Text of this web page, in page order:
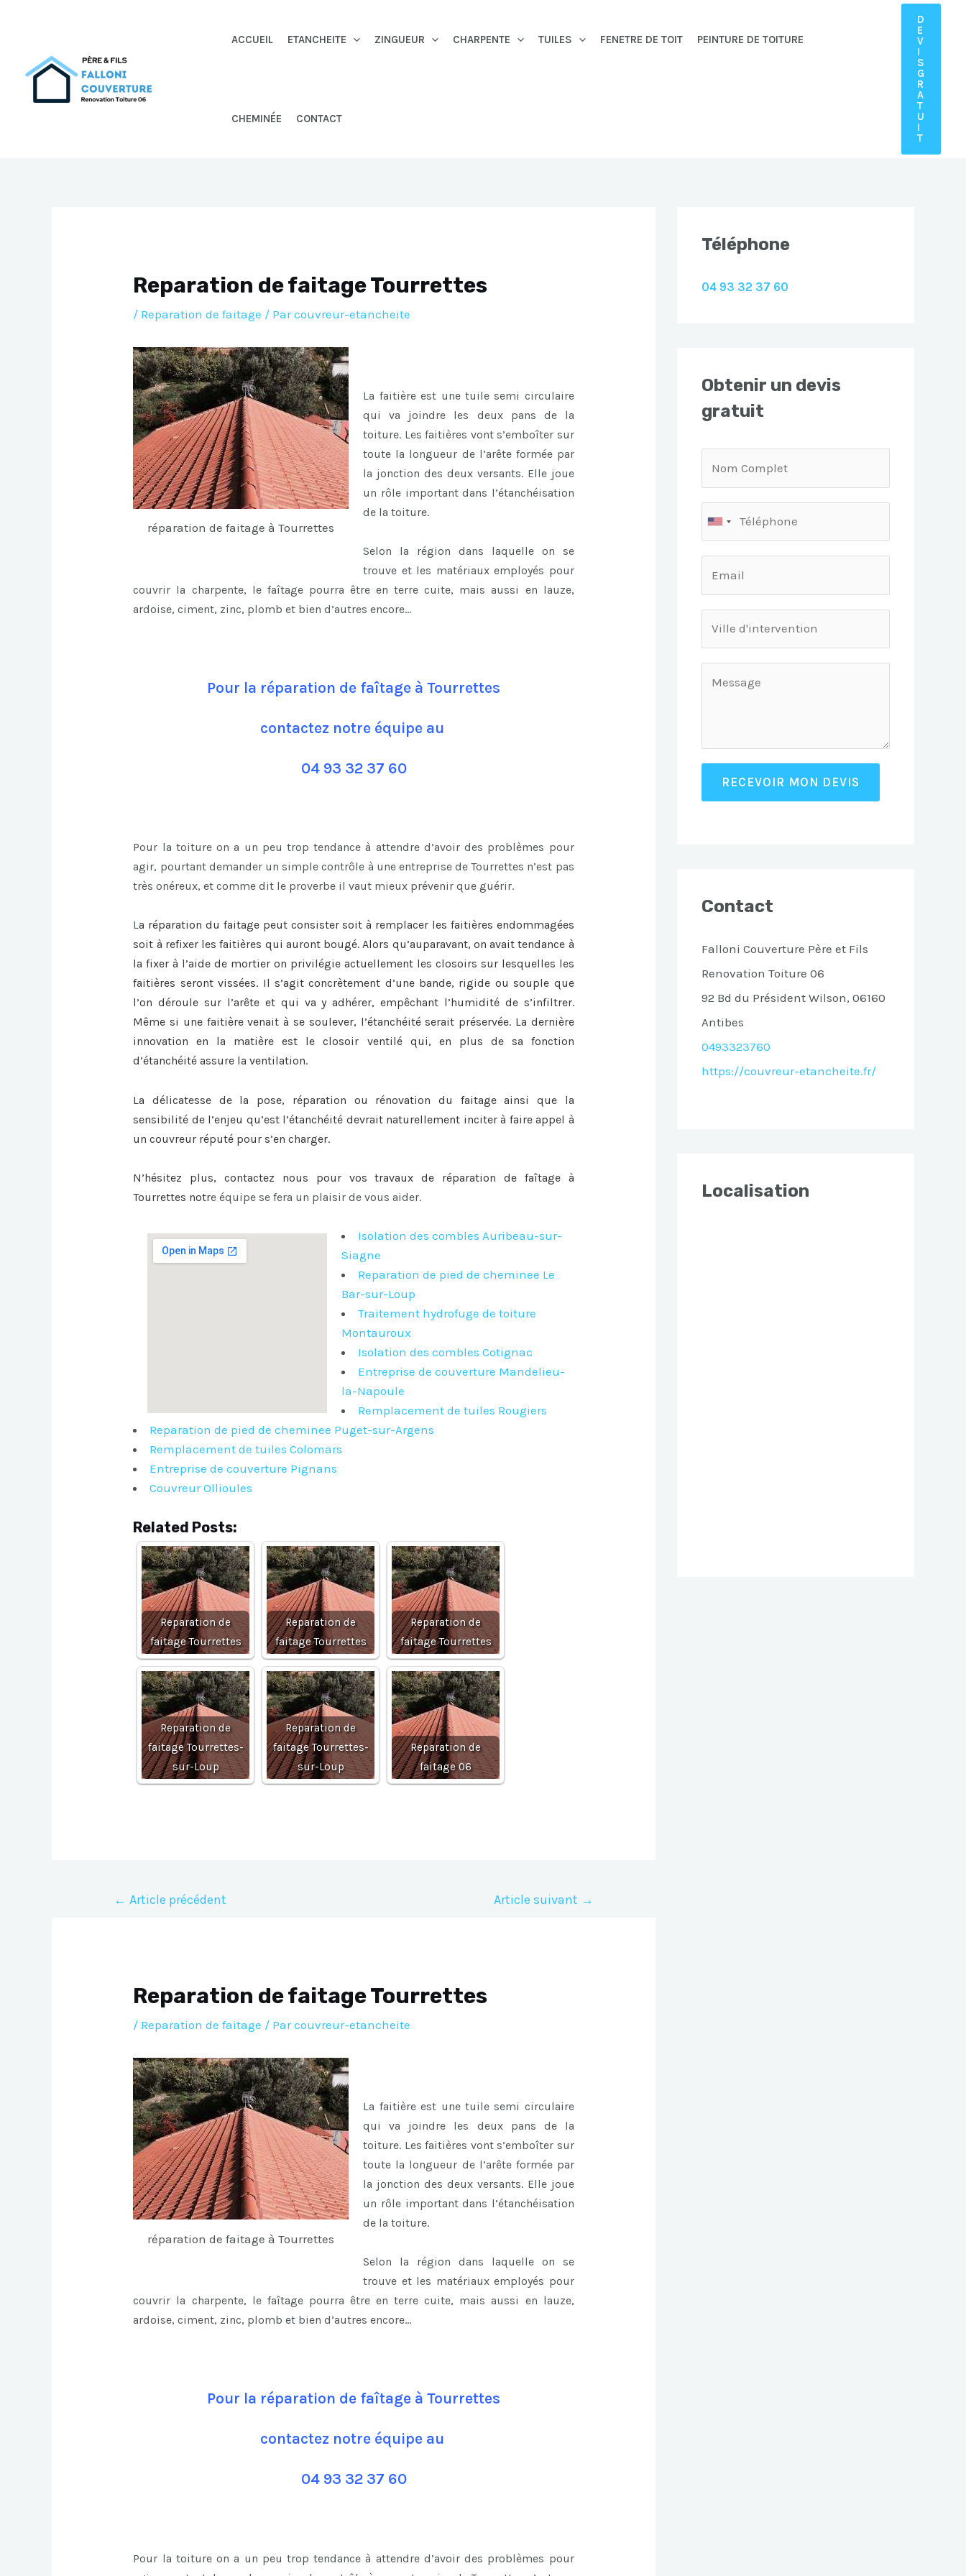
ACCUEIL ETANCHEITE ZINGUEUR CHARPENTE TUILES FENETRE DE TOIT PEINTURE DE TOITURE
CHEMINÉE CONTACT
D
E
V
I
S
G
R
A
T
U
I
T
Reparation de faitage Tourrettes
/ Reparation de faitage / Parcouvreur-etancheite
réparation de faitage à Tourrettes
La faitière est une tuile semi circulaire
qui va joindre les deux pans de la
toiture. Les faitières vont s’emboîter sur
toute la longueur de l’arête formée par
la jonction des deux versants. Elle joue
un rôle important dans l’étanchéisation
de la toiture.
Selon la région dans laquelle on se
trouve et les matériaux employés pour
couvrir la charpente, le faîtage pourra être en terre cuite, mais aussi en lauze,
ardoise, ciment, zinc, plomb et bien d’autres encore…
Pour la réparation de faîtage à Tourrettes
contactez notre équipe au
04 93 32 37 60
Pour la toiture on a un peu trop tendance à attendre d’avoir des problèmes pour
agir, pourtant demander un simple contrôle à une entreprise de Tourrettes n’est pas
très onéreux, et comme dit le proverbe il vaut mieux prévenir que guérir.
La réparation du faitage peut consister soit à remplacer les faitières endommagées
soit à refixer les faitières qui auront bougé. Alors qu’auparavant, on avait tendance à
la fixer à l’aide de mortier on privilégie actuellement les closoirs sur lesquelles les
faitières seront vissées. Il s’agit concrètement d’une bande, rigide ou souple que
l’on déroule sur l’arête et qui va y adhérer, empêchant l’humidité de s’infiltrer.
Même si une faitière venait à se soulever, l’étanchéité serait préservée. La dernière
innovation en la matière est le closoir ventilé qui, en plus de sa fonction
d’étanchéité assure la ventilation.
La délicatesse de la pose, réparation ou rénovation du faitageainsi que la
sensibilité de l’enjeu qu’est l’étanchéité devrait naturellement inciter à faire appel à
un couvreur réputé pour s’en charger.
N’hésitez plus, contactez nous pour vos travaux de réparation de faîtage à
Tourrettes notre équipe se fera un plaisir de vous aider.
Isolation des combles Auribeau-sur-
Siagne
Reparation de pied de cheminee Le
Bar-sur-Loup
Traitement hydrofuge de toiture
Montauroux
Isolation des combles Cotignac
Entreprise de couverture Mandelieu-
la-Napoule
Remplacement de tuiles Rougiers
Reparation de pied de cheminee Puget-sur-Argens
Remplacement de tuiles Colomars
Entreprise de couverture Pignans
Couvreur Ollioules
Related Posts:
Reparation de
faitage Tourrettes
Reparation de
faitage Tourrettes
Reparation de
faitage Tourrettes
Reparation de
faitage Tourrettes-
sur-Loup
Reparation de
faitage Tourrettes-
sur-Loup
Reparation de
faitage 06
Navigation
← Article précédent Article suivant →
Reparation de faitage Tourrettes
/ Reparation de faitage / Parcouvreur-etancheite
réparation de faitage à Tourrettes
La faitière est une tuile semi circulaire
qui va joindre les deux pans de la
toiture. Les faitières vont s’emboîter sur
toute la longueur de l’arête formée par
la jonction des deux versants. Elle joue
un rôle important dans l’étanchéisation
de la toiture.
Selon la région dans laquelle on se
trouve et les matériaux employés pour
couvrir la charpente, le faîtage pourra être en terre cuite, mais aussi en lauze,
ardoise, ciment, zinc, plomb et bien d’autres encore…
Pour la réparation de faîtage à Tourrettes
contactez notre équipe au
04 93 32 37 60
Pour la toiture on a un peu trop tendance à attendre d’avoir des problèmes pour
Téléphone
04 93 32 37 60
Obtenir un devis
gratuit
RECEVOIR MON DEVIS
Contact
Falloni Couverture Père et Fils
Renovation Toiture 06
92 Bd du Président Wilson, 06160
Antibes
0493323760
https://couvreur-etancheite.fr/
Localisation